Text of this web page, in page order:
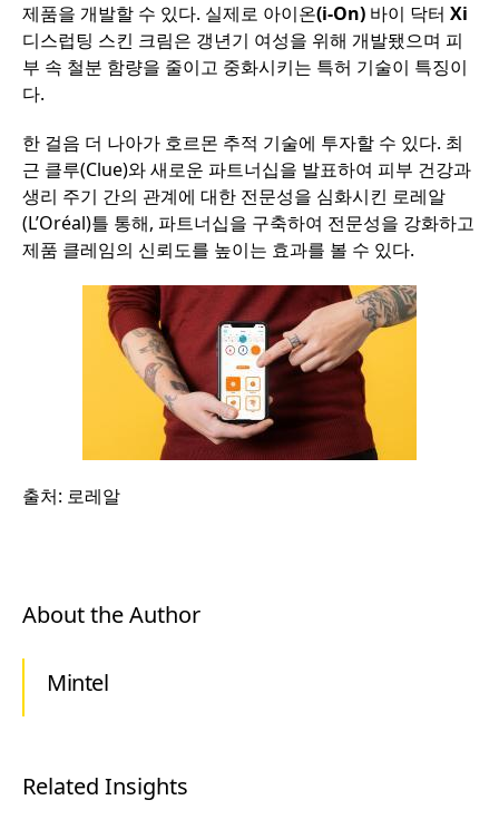
제품을 개발할 수 있다. 실제로 아이온(i-On) 바이 닥터 Xi
디스럽팅 스킨 크림은 갱년기 여성을 위해 개발됐으며 피
부 속 철분 함량을 줄이고 중화시키는 특허 기술이 특징이
다.
한 걸음 더 나아가 호르몬 추적 기술에 투자할 수 있다. 최
근 클루(Clue)와새로운 파트너십을 발표하여 피부 건강과
생리 주기 간의 관계에 대한 전문성을 심화시킨 로레알
(L’Oréal)틀 통해, 파트너십을 구축하여 전문성을 강화하고
제품 클레임의 신뢰도를 높이는 효과를 볼 수 있다.
출처: 로레알
About the Author
Mintel
Related Insights